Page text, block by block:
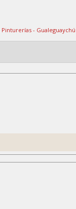
Pinturerías - Gualeguaychú